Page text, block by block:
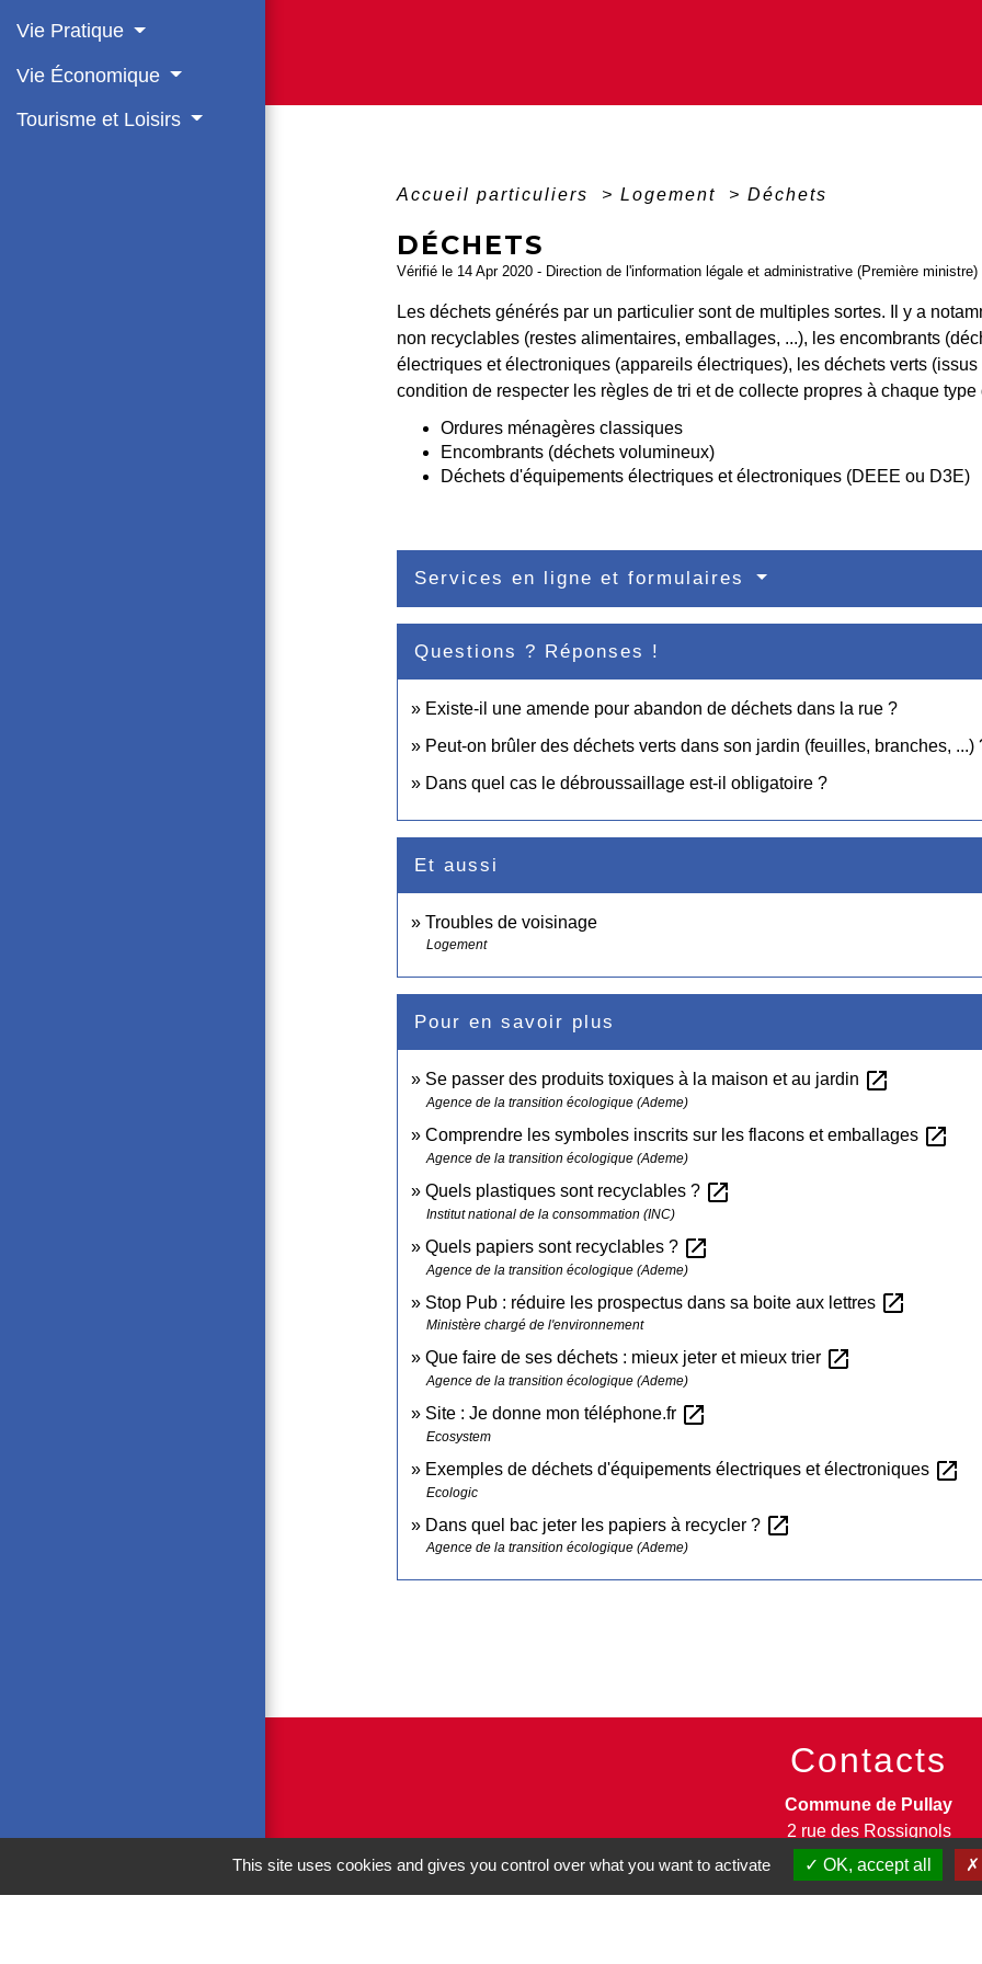
Vie Pratique
Vie Économique
Tourisme et Loisirs
Accueil particuliers > Logement > Déchets
DÉCHETS
Vérifié le 14 Apr 2020 - Direction de l'information légale et administrative (Première ministre)
Les déchets générés par un particulier sont de multiples sortes. Il y a
non recyclables (restes alimentaires, emballages, ...), les encombrants
électriques et électroniques (appareils électriques), les déchets verts
condition de respecter les règles de tri et de collecte propres à chaque type
Ordures ménagères classiques
Encombrants (déchets volumineux)
Déchets d'équipements électriques et électroniques (DEEE ou D3E)
Services en ligne et formulaires
Questions ? Réponses !
Existe-il une amende pour abandon de déchets dans la rue ?
Peut-on brûler des déchets verts dans son jardin (feuilles, branches, ...)
Dans quel cas le débroussaillage est-il obligatoire ?
Et aussi
Troubles de voisinage
Logement
Pour en savoir plus
Se passer des produits toxiques à la maison et au jardin open_in_new
Agence de la transition écologique (Ademe)
Comprendre les symboles inscrits sur les flacons et emballages open_in_new
Agence de la transition écologique (Ademe)
Quels plastiques sont recyclables ? open_in_new
Institut national de la consommation (INC)
Quels papiers sont recyclables ? open_in_new
Agence de la transition écologique (Ademe)
Stop Pub : réduire les prospectus dans sa boite aux lettres open_in_new
Ministère chargé de l'environnement
Que faire de ses déchets : mieux jeter et mieux trier open_in_new
Agence de la transition écologique (Ademe)
Site : Je donne mon téléphone.fr open_in_new
Ecosystem
Exemples de déchets d'équipements électriques et électroniques open_in_new
Ecologic
Dans quel bac jeter les papiers à recycler ? open_in_new
Agence de la transition écologique (Ademe)
Contacts
Commune de Pullay
2 rue des Rossignols
27130 Pullay - FRANCE
+33 2 32 32 18 58
This site uses cookies and gives you control over what you want to activate OK, accept all